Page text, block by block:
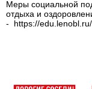
Меры социальной
отдыха и
- https://